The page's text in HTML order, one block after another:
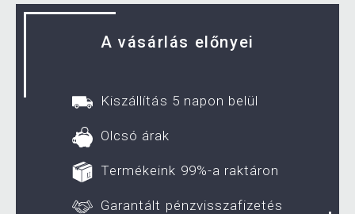
A vásárlás előnyei
Kiszállítás 5 napon belül
Olcsó árak
Termékeink 99%-a raktáron
Garantált pénzvisszafizetés